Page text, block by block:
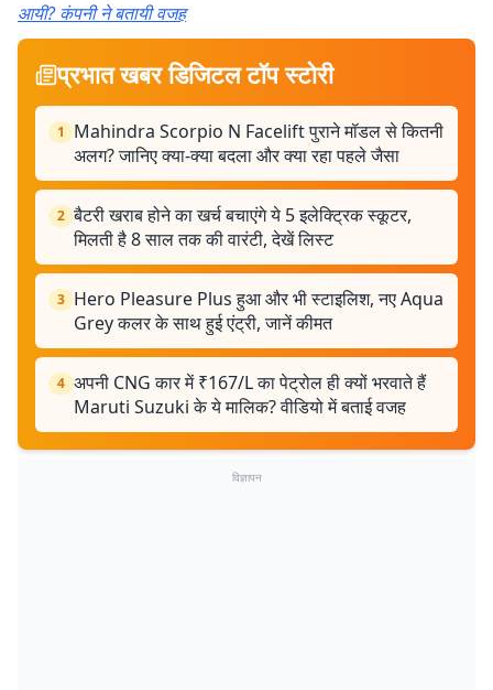
आयी? कंपनी ने बतायी वजह
प्रभात खबर डिजिटल टॉप स्टोरी
1
Mahindra Scorpio N Facelift पुराने मॉडल से कितनी
अलग? जानिए क्या-क्या बदला और क्या रहा पहले जैसा
2 बैटरी खराब होने का खर्च बचाएंगे ये 5 इलेक्ट्रिक स्कूटर,
मिलती है 8 साल तक की वारंटी, देखें लिस्ट
3 Hero Pleasure Plus हुआ और भी स्टाइलिश, नए Aqua
Grey कलर के साथ हुई एंट्री, जानें कीमत
4 अपनी CNG कार में ₹167/L का पेट्रोल ही क्यों भरवाते हैं
Maruti Suzuki के ये मालिक? वीडियो में बताई वजह
विज्ञापन